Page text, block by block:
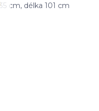
cm, délka 101 cm